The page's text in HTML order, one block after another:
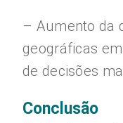
– Aumento da
geográficas
de decisões
Conclusão